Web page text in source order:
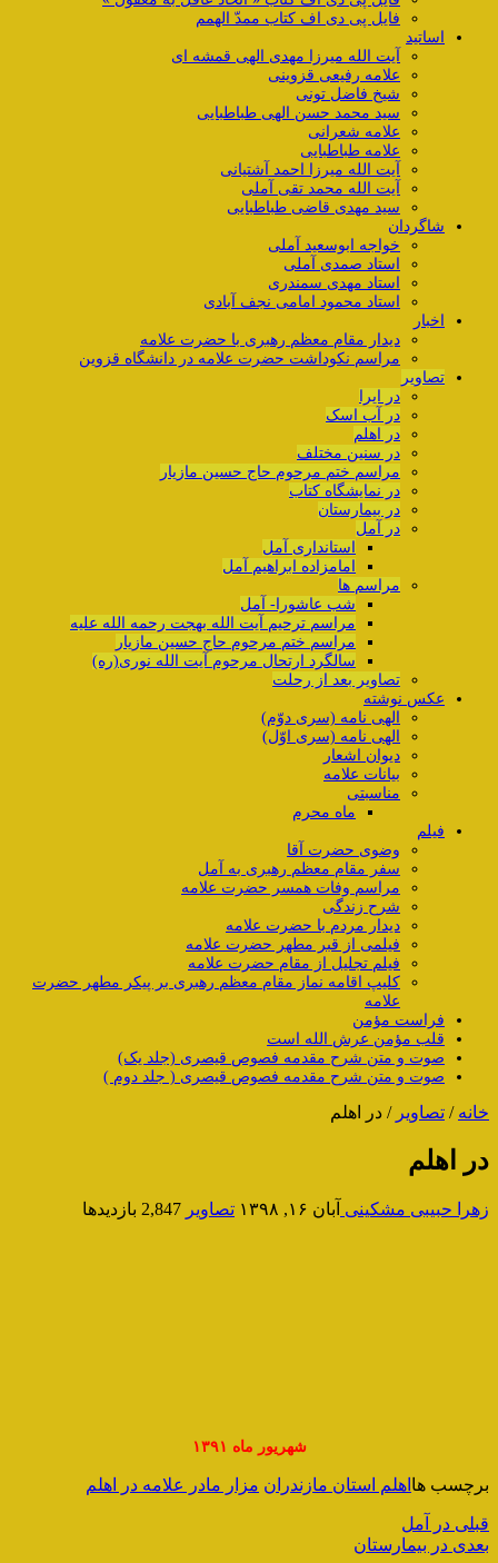
فایل پی دی اف کتاب ممدّ الهمم
اساتید
آیت الله میرزا مهدی الهی قمشه ای
علامه رفیعی قزوینی
شیخ فاضل تونی
سید محمد حسن الهی طباطبایی
علامه شعرانی
علامه طباطبایی
آیت الله میرزا احمد آشتیانی
آیت الله محمد تقی آملی
سید مهدی قاضی طباطبایی
شاگردان
خواجه ابوسعید آملی
استاد صمدی آملی
استاد مهدی سمندری
استاد محمود امامی نجف آبادی
اخبار
دیدار مقام معظم رهبری با حضرت علامه
مراسم نکوداشت حضرت علامه در دانشگاه قزوین
تصاویر
در ایرا
در آب اسک
در اهلم
در سنین مختلف
مراسم ختم مرحوم حاج حسین مازیار
در نمایشگاه کتاب
در بیمارستان
در آمل
استانداری آمل
امامزاده ابراهیم آمل
مراسم ها
شب عاشورا- آمل
مراسم ترحیم آیت الله بهجت رحمه الله علیه
مراسم ختم مرحوم حاج حسین مازیار
سالگرد ارتحال مرحوم آیت الله نوری(ره)
تصاویر بعد از رحلت
عکس نوشته
الهی نامه (سری دوّم)
الهی نامه (سری اوّل)
دیوان اشعار
بیانات علامه
مناسبتی
ماه محرم
فیلم
وضوی حضرت آقا
سفر مقام معظم رهبری به آمل
مراسم وفات همسر حضرت علامه
شرح زندگی
دیدار مردم با حضرت علامه
فیلمی از قبر مطهر حضرت علامه
فیلم تجلیل از مقام حضرت علامه
کلیپ اقامه نماز مقام معظم رهبری بر پیکر مطهر حضرت
علامه
فراست مؤمن
قلب مؤمن عرش الله است
صوت و متن شرح مقدمه فصوص قیصری (جلد یک)
صوت و متن شرح مقدمه فصوص قیصری ( جلد دوم )
خانه / تصاویر / در اهلم
در اهلم
زهرا حبیبی مشکینی آبان ۱۶, ۱۳۹۸ تصاویر 2,847 بازدیدها
شهریور ماه ۱۳۹۱
برچسب ها اهلم استان مازندران مزار مادر علامه در اهلم
قبلی در آمل
بعدی در بیمارستان